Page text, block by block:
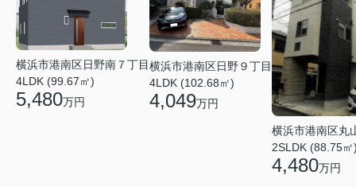
横浜市港南区日野南７丁目
4LDK (99.67㎡)
5,480万円
横浜市港南区日野９丁目
4LDK (102.68㎡)
4,049万円
横浜市港南区丸
2SLDK (88.75㎡
4,480万円